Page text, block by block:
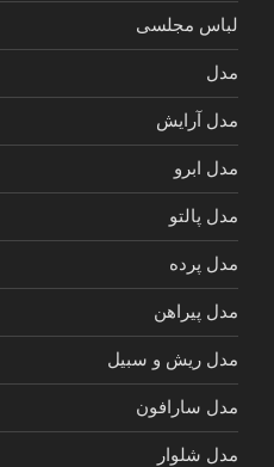
لباس مجلسی
مدل
مدل آرایش
مدل ابرو
مدل پالتو
مدل پرده
مدل پیراهن
مدل ریش و سبیل
مدل سارافون
مدل شلوار